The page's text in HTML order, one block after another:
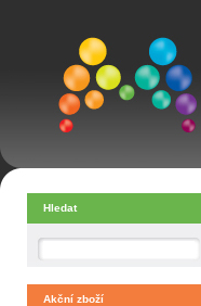
Hledat
Akční zboží